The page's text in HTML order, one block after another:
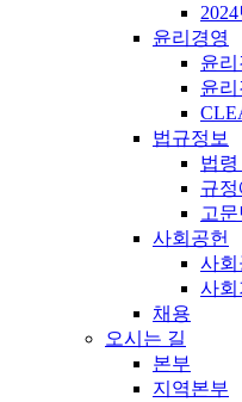
2024
윤리경영
윤
윤
법규정보
법령
규정
고
사회공헌
사회
사
채용
오시는 길
본부
지역본부